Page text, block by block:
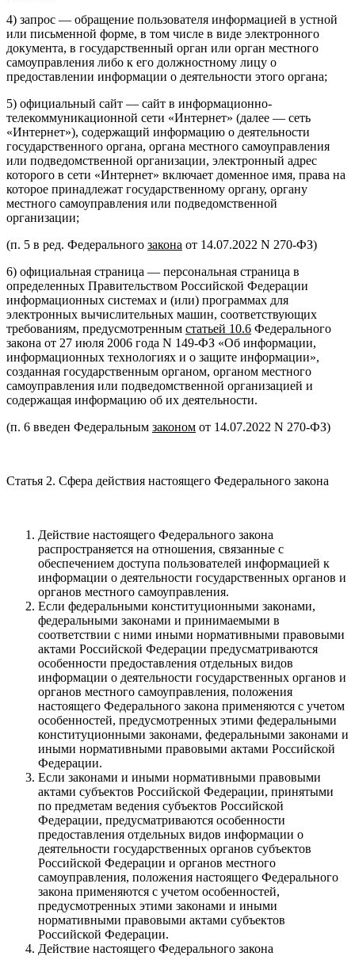
4) запрос — обращение пользователя информацией в устной
или письменной форме, в том числе в виде электронного
документа, в государственный орган или орган местного
самоуправления либо к его должностному лицу о
предоставлении информации о деятельности этого органа;
5) официальный сайт — сайт в информационно-
телекоммуникационной сети «Интернет» (далее — сеть
«Интернет»), содержащий информацию о деятельности
государственного органа, органа местного самоуправления
или подведомственной организации, электронный адрес
которого в сети «Интернет» включает доменное имя, права на
которое принадлежат государственному органу, органу
местного самоуправления или подведомственной
организации;
(п. 5 в ред. Федерального закона от 14.07.2022 N 270-ФЗ)
6) официальная страница — персональная страница в
определенных Правительством Российской Федерации
информационных системах и (или) программах для
электронных вычислительных машин, соответствующих
требованиям, предусмотренным статьей 10.6 Федерального
закона от 27 июля 2006 года N 149-ФЗ «Об информации,
информационных технологиях и о защите информации»,
созданная государственным органом, органом местного
самоуправления или подведомственной организацией и
содержащая информацию об их деятельности.
(п. 6 введен Федеральным законом от 14.07.2022 N 270-ФЗ)
Статья 2. Сфера действия настоящего Федерального закона
Действие настоящего Федерального закона
распространяется на отношения, связанные с
обеспечением доступа пользователей информацией к
информации о деятельности государственных органов и
органов местного самоуправления.
Если федеральными конституционными законами,
федеральными законами и принимаемыми в
соответствии с ними иными нормативными правовыми
актами Российской Федерации предусматриваются
особенности предоставления отдельных видов
информации о деятельности государственных органов и
органов местного самоуправления, положения
настоящего Федерального закона применяются с учетом
особенностей, предусмотренных этими федеральными
конституционными законами, федеральными законами и
иными нормативными правовыми актами Российской
Федерации.
Если законами и иными нормативными правовыми
актами субъектов Российской Федерации, принятыми
по предметам ведения субъектов Российской
Федерации, предусматриваются особенности
предоставления отдельных видов информации о
деятельности государственных органов субъектов
Российской Федерации и органов местного
самоуправления, положения настоящего Федерального
закона применяются с учетом особенностей,
предусмотренных этими законами и иными
нормативными правовыми актами субъектов
Российской Федерации.
Действие настоящего Федерального закона